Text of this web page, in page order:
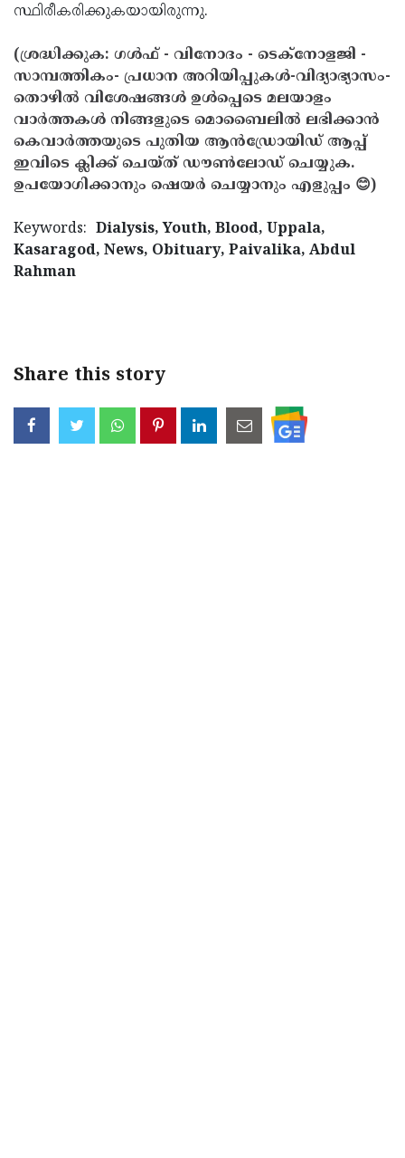
സ്ഥിരീകരിക്കുകയായിരുന്നു.
(ശ്രദ്ധിക്കുക: ഗൾഫ് - വിനോദം - ടെക്നോളജി -
സാമ്പത്തികം- പ്രധാന അറിയിപ്പുകൾ-വിദ്യാഭ്യാസം-
തൊഴിൽ വിശേഷങ്ങൾ ഉൾപ്പെടെ മലയാളം
വാർത്തകൾ നിങ്ങളുടെ മൊബൈലിൽ ലഭിക്കാൻ
കെവാർത്തയുടെ പുതിയ ആൻഡ്രോയിഡ് ആപ്പ്
ഇവിടെ ക്ലിക്ക് ചെയ്ത് ഡൗൺലോഡ് ചെയ്യുക.
ഉപയോഗിക്കാനും ഷെയർ ചെയ്യാനും എളുപ്പം 😊)
Keywords: Dialysis, Youth, Blood, Uppala,
Kasaragod, News, Obituary, Paivalika, Abdul
Rahman
Share this story